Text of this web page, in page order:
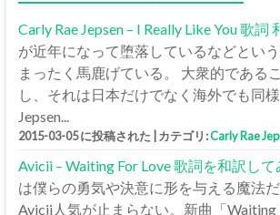
Carly Rae Jepsen – I Really Like You 歌詞
が近年になって堕落しているなどという
まったく馬鹿げている。 大衆的である
し、それは日本だけでなく海外でも同
Jepsen...
2015-03-05 に投稿された カテゴリ:Carly Rae
Avicii – Waiting For Love 歌詞を和訳して
は僕らの勇気や決意に形を与える魔法
Avicii人気が止まらない。新曲「Waiting